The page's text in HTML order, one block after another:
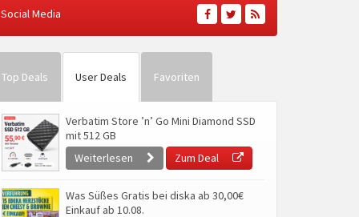
Social Media
Top Deals User Deals Favoriten
Verbatim Store ’n’ Go Mini Diamond SSD
mit 512 GB
Weiterlesen
Zum Deal
Was Süßes Gratis bei diska ab 30,00€
Einkauf ab 10.08.